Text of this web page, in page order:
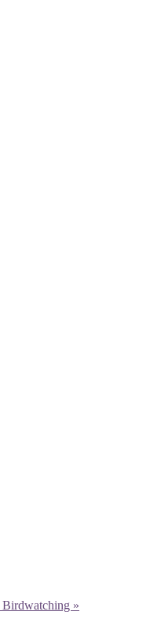
Birdwatching »